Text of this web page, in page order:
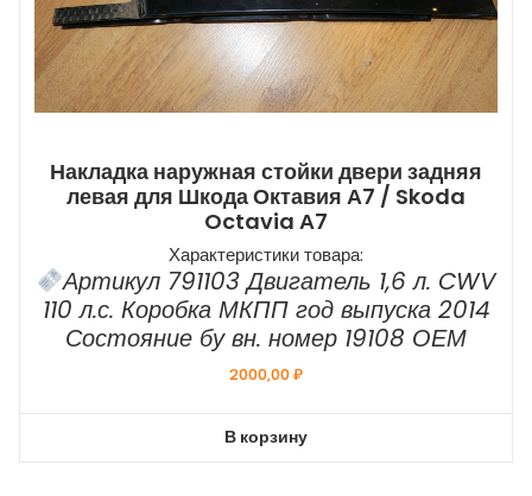
Накладка наружная стойки двери задняя
левая для Шкода Октавия А7 / Skoda
Octavia А7
Характеристики товара:
Артикул 791103 Двигатель 1,6 л. CWV
110 л.с. Коробка МКПП год выпуска 2014
Состояние бу вн. номер 19108 ОЕМ
2000,00₽
В корзину